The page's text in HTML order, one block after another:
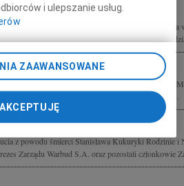
że 11 maja 2010 roku zmarł Stanisław
Budownictwa, nasz wielki Przyjaciel. Wybitny
wiadomość o śmierci naszego Przyjaciela, byłego
od nas Człowiek prawy i wielkiej dobroci, którego...
z powodu śmierci Stanisława Kukuryki Rodzinie i
Zarządu Warbud S.A. oraz pozostali członkowie
i ulepszanie usług.
ZAAWANSOWANE
AKCEPTUJĘ